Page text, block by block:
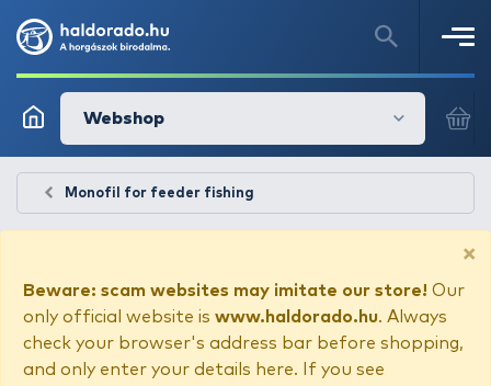
Webshop
Monofil for feeder fishing
×
Beware: scam websites may imitate our store! Our
only official website is www.haldorado.hu. Always
check your browser's address bar before shopping,
and only enter your details here. If you see